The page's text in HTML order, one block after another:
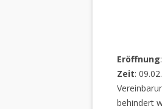
Eröffnung
Zeit:
behindert